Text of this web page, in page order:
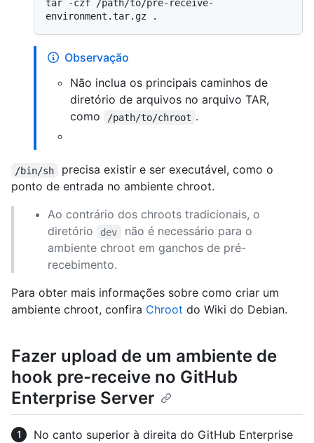
tar -czf /path/to/pre-receive-
Observação
Não inclua os principais caminhos de
diretório de arquivos no arquivo TAR,
como
/path/to/chroot .
/bin/sh
precisa existir e ser executável, como o
ponto de entrada no ambiente chroot.
Ao contrário dos chroots tradicionais, o
diretório
dev
não é necessário para o
ambiente chroot em ganchos de pré-
recebimento.
Para obter mais informações sobre como criar um
ambiente chroot, confira Chroot do Wiki do Debian.
Fazer upload de um ambiente de
hook pre-receive no GitHub
Enterprise Server
No canto superior à direita do GitHub Enterprise